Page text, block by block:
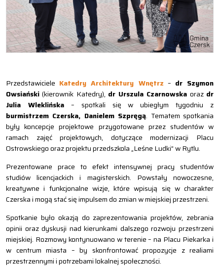
Przedstawiciele Katedry Architektury Wnętrz – dr Szymon
Owsiański (kierownik Katedry), dr Urszula Czarnowska oraz dr
Julia Wleklińska– spotkali się w ubiegłym tygodniu z
burmistrzem Czerska, Danielem Szpręgą. Tematem spotkania
były koncepcje projektowe przygotowane przez studentów w
ramach zajęć projektowych, dotyczące modernizacji Placu
Ostrowskiego oraz projektu przedszkola „Leśne Ludki” w Rytlu.
Prezentowane prace to efekt intensywnej pracy studentów
studiów licencjackich i magisterskich. Powstały nowoczesne,
kreatywne i funkcjonalne wizje, które wpisują się w charakter
Czerska i mogą stać się impulsem do zmian w miejskiej przestrzeni.
Spotkanie było okazją do zaprezentowania projektów, zebrania
opinii oraz dyskusji nad kierunkami dalszego rozwoju przestrzeni
miejskiej. Rozmowy kontynuowano w terenie – na Placu Piekarka i
w centrum miasta – by skonfrontować propozycje z realiami
przestrzennymi i potrzebami lokalnej społeczności.